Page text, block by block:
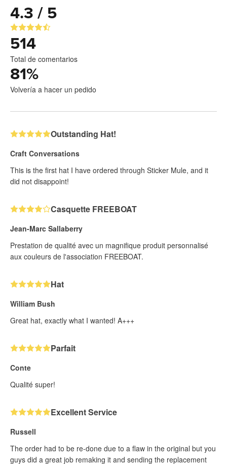
4.3 / 5
514
Total de comentarios
81%
Volvería a hacer un pedido
Outstanding Hat!
Craft Conversations
This is the first hat I have ordered through Sticker Mule, and it
did not disappoint!
Casquette FREEBOAT
Jean-Marc Sallaberry
Prestation de qualité avec un magnifique produit personnalisé
aux couleurs de l'association FREEBOAT.
Hat
William Bush
Great hat, exactly what I wanted! A+++
Parfait
Conte
Qualité super!
Excellent Service
Russell
The order had to be re-done due to a flaw in the original but you
guys did a great job remaking it and sending the replacement